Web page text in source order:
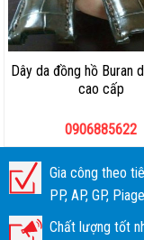
Dây da đồng hồ Buran
cao cấp
0906885622
Gia công theo
PP, AP, GP,
Chất lượng tốt